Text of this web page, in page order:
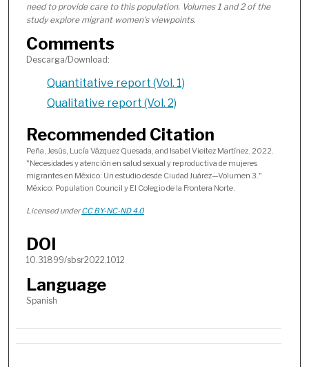
need to provide care to this population. Volumes 1 and 2 of the
study explore migrant women's viewpoints.
Comments
Descarga/Download:
Quantitative report (Vol. 1)
Qualitative report (Vol. 2)
Recommended Citation
Peña, Jesús, Lucía Vázquez Quesada, and Isabel Vieitez Martínez. 2022.
"Necesidades y atención en salud sexual y reproductiva de mujeres
migrantes en México: Un estudio desde Ciudad Juárez—Volumen 3."
México: Population Council y El Colegio de la Frontera Norte.
Licensed underCC BY-NC-ND 4.0
DOI
10.31899/sbsr2022.1012
Language
Spanish